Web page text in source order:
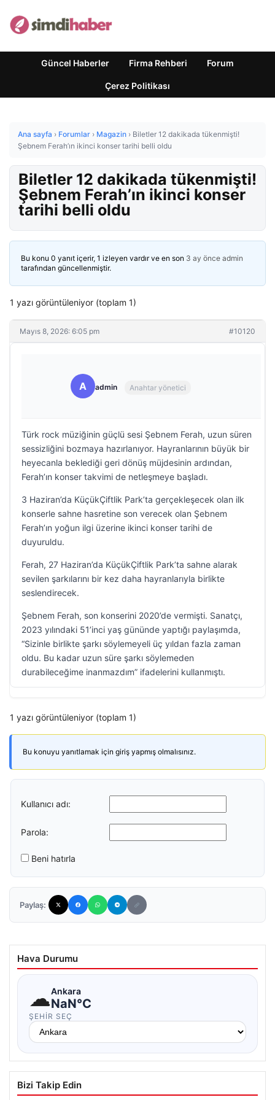
Güncel Haberler Firma Rehberi Forum
Çerez Politikası
Ana sayfa › Forumlar › Magazin › Biletler 12 dakikada tükenmişti!
Şebnem Ferah’ın ikinci konser tarihi belli oldu
Biletler 12 dakikada tükenmişti!
Şebnem Ferah’ın ikinci konser
tarihi belli oldu
Bu konu 0 yanıt içerir, 1 izleyen vardır ve en son 3 ay önce admin
tarafından güncellenmiştir.
1 yazı görüntüleniyor (toplam 1)
Mayıs 8, 2026: 6:05 pm #10120
A admin Anahtar yönetici
Türk rock müziğinin güçlü sesi Şebnem Ferah, uzun süren
sessizliğini bozmaya hazırlanıyor. Hayranlarının büyük bir
heyecanla beklediği geri dönüş müjdesinin ardından,
Ferah’ın konser takvimi de netleşmeye başladı.
3 Haziran’da KüçükÇiftlik Park’ta gerçekleşecek olan ilk
konserle sahne hasretine son verecek olan Şebnem
Ferah’ın yoğun ilgi üzerine ikinci konser tarihi de
duyuruldu.
Ferah, 27 Haziran’da KüçükÇiftlik Park’ta sahne alarak
sevilen şarkılarını bir kez daha hayranlarıyla birlikte
seslendirecek.
Şebnem Ferah, son konserini 2020’de vermişti. Sanatçı,
2023 yılındaki 51’inci yaş gününde yaptığı paylaşımda,
“Sizinle birlikte şarkı söylemeyeli üç yıldan fazla zaman
oldu. Bu kadar uzun süre şarkı söylemeden
durabileceğime inanmazdım” ifadelerini kullanmıştı.
1 yazı görüntüleniyor (toplam 1)
Bu konuyu yanıtlamak için giriş yapmış olmalısınız.
Kullanıcı adı:
Parola:
Beni hatırla
Paylaş:
Hava Durumu
☁Ankara
NaN°C
ŞEHIR SEÇ
Bizi Takip Edin